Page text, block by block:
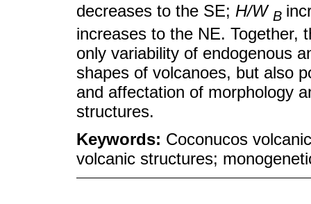
decreases to the SE; H/W B
increases to the NE. Together,
only variability of endogenous
shapes of volcanoes, but also
and affectation of morphology
structures.
Keywords: Coconucos
volcanic structures;